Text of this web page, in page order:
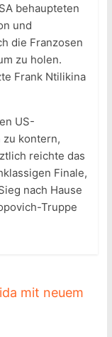
behaupteten
und
die Franzosen
zu holen.
Frank Ntilikina
US-
kontern,
reichte das
Finale,
nach Hause
Truppe
mit neuem